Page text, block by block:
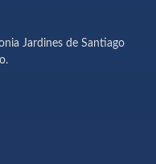
Jardines de Santiago